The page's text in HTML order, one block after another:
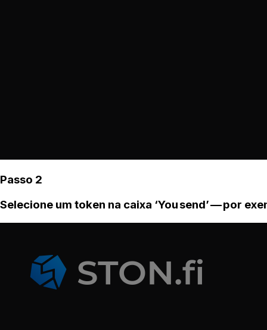
Passo 2
Selecione um token na caixa ‘You send’ — por